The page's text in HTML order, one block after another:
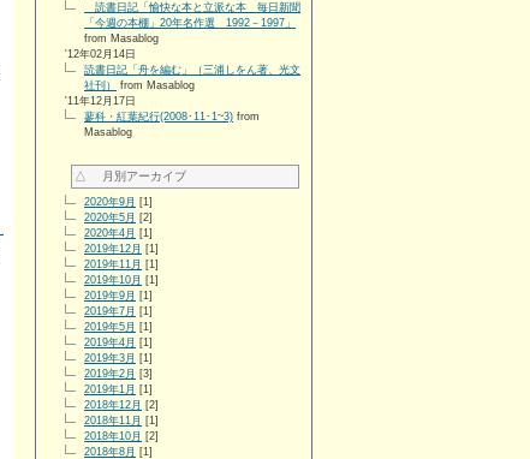
読書日記「愉快な本と立派な本 毎日新聞
「今週の本棚」20年名作選 1992－1997」
from Masablog
'12年02月14日
読書日記「舟を編む」（三浦しをん著、光文
社刊）
from Masablog
'11年12月17日
蓼科・紅葉紀行(2008･11･1~3) from
Masablog
△ 月別アーカイブ
2020年9月 [1]
2020年5月 [2]
2020年4月 [1]
2019年12月 [1]
2019年11月 [1]
2019年10月 [1]
2019年9月 [1]
2019年7月 [1]
2019年5月 [1]
2019年4月 [1]
2019年3月 [1]
2019年2月 [3]
2019年1月 [1]
2018年12月 [2]
2018年11月 [1]
2018年10月 [2]
2018年8月 [1]